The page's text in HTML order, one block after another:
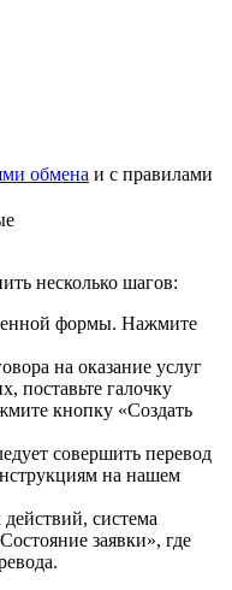
обмена и с правилами
несколько шагов:
формы. Нажмите
на оказание услуг
поставьте галочку
кнопку «Создать
совершить перевод
на нашем
система
заявки», где